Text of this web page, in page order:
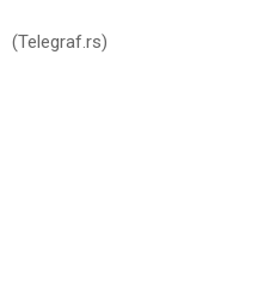
(Telegraf.rs)